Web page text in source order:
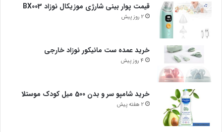
قیمت پوار بینی شارژی موزیکال نوزاد BX003
2 روز پیش
خرید عمده ست مانیکور نوزاد خارجی
4 روز پیش
خرید شامپو سر و بدن 500 میل کودک موستلا
2 هفته پیش